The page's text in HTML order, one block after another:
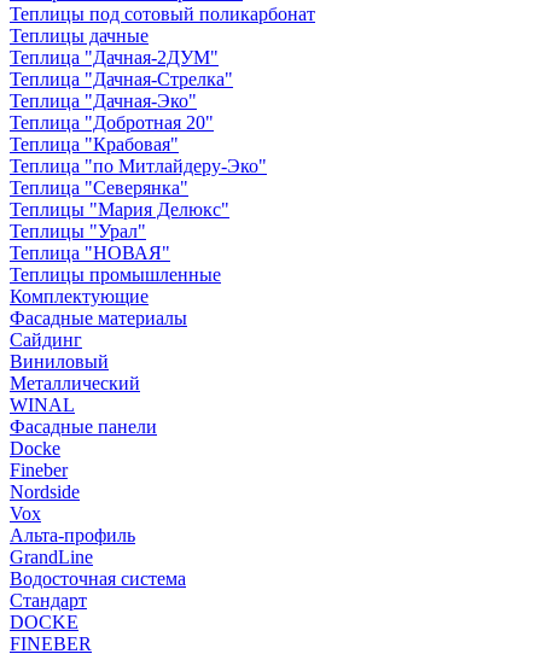
Теплицы под сотовый поликарбонат
Теплицы дачные
Теплица "Дачная-2ДУМ"
Теплица "Дачная-Стрелка"
Теплица "Дачная-Эко"
Теплица "Добротная 20"
Теплица "Крабовая"
Теплица "по Митлайдеру-Эко"
Теплица "Северянка"
Теплицы "Мария Делюкс"
Теплицы "Урал"
Теплица "НОВАЯ"
Теплицы промышленные
Комплектующие
Фасадные материалы
Сайдинг
Виниловый
Металлический
WINAL
Фасадные панели
Docke
Fineber
Nordside
Vox
Альта-профиль
GrandLine
Водосточная система
Стандарт
DOCKE
FINEBER